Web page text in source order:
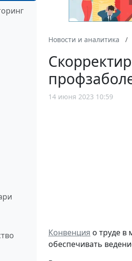
Новости и аналитика
14 июня 2023 10:59
Конвенция о труде в
обеспечивать